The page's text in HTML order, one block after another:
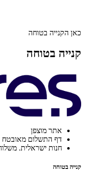
כאן הקנייה בטוחה
קנייה בטוחה
אתר מוצפן
דף התשלום מאובטח
חנות ישראלית.
קנייה בטוחה